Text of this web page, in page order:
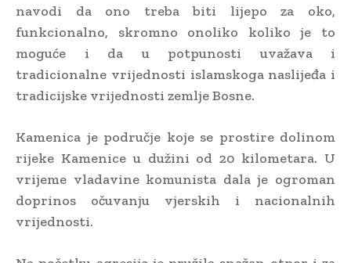
navodi da ono treba biti lijepo za oko,
funkcionalno, skromno onoliko koliko je to
moguće i da u potpunosti uvažava i
tradicionalne vrijednosti islamskoga naslijeđa i
tradicijske vrijednosti zemlje Bosne.
Kamenica je područje koje se prostire dolinom
rijeke Kamenice u dužini od 20 kilometara. U
vrijeme vladavine komunista dala je ogroman
doprinos očuvanju vjerskih i nacionalnih
vrijednosti.